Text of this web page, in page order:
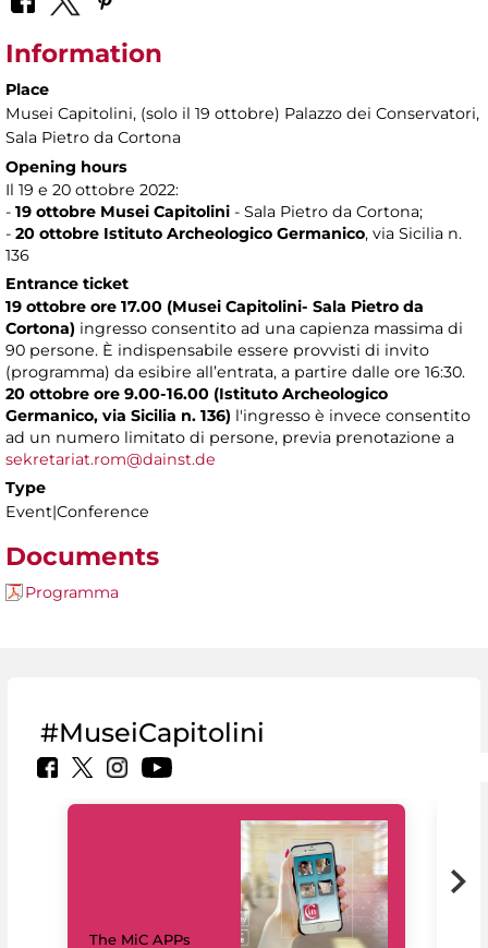
Information
Place
Musei Capitolini, (solo il 19 ottobre) Palazzo dei Conservatori,
Sala Pietro da Cortona
Opening hours
Il 19 e 20 ottobre 2022:
- 19 ottobre Musei Capitolini - Sala Pietro da Cortona;
- 20 ottobre Istituto Archeologico Germanico, via Sicilia n.
136
Entrance ticket
19 ottobre ore 17.00 (Musei Capitolini- Sala Pietro da
Cortona) ingresso consentito ad una capienza massima di
90 persone. È indispensabile essere provvisti di invito
(programma) da esibire all’entrata, a partire dalle ore 16:30.
20 ottobre ore 9.00-16.00 (Istituto Archeologico
Germanico, via Sicilia n. 136) l'ingresso è invece consentito
ad un numero limitato di persone, previa prenotazione a
sekretariat.rom@dainst.de
Type
Event|Conference
Documents
Programma
#MuseiCapitolini
The MiC APPs